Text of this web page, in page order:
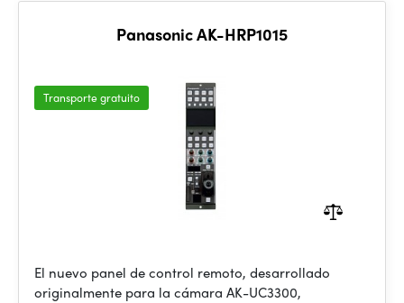
Panasonic AK-HRP1015
Transporte gratuito
El nuevo panel de control remoto, desarrollado
originalmente para la cámara AK-UC3300,